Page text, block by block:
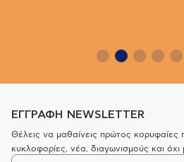
ΕΓΓΡΑΦΗ NEWSLETTER
Θέλεις να μαθαίνεις πρώτος κορυφαίες
κυκλοφορίες, νέα, διαγωνισμούς και όχι